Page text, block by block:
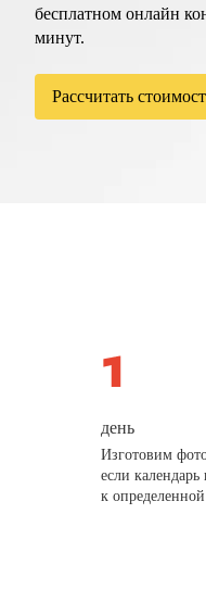
бесплатном онлайн
минут.
Рассчитать
день
Изготовим
если календарь
к определенной